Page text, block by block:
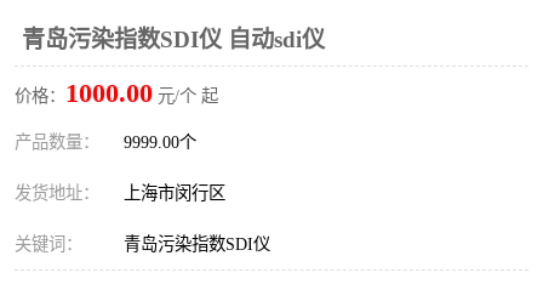
青岛污染指数SDI仪 自动sdi仪
价格： 1000.00 元/个 起
产品数量： 9999.00个
发货地址： 上海市闵行区
关键词： 青岛污染指数SDI仪